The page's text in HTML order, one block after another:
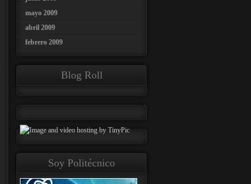
mayo 2009
abril 2009
febrero 2009
Blog Roll
Soy Politécnico